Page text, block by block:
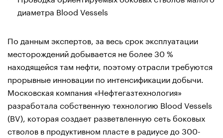
диаметра Blood Vessels
По данным экспертов, за весь срок эксплуатации
месторождений добывается не более 30 %
находящейся там нефти, поэтому отрасли требуются
прорывные инновации по интенсификации добычи.
Московская компания «Нефтегазтехнология»
разработала собственную технологию Blood Vessels
(BV), которая создает разветвленную сеть боковых
стволов в продуктивном пласте в радиусе до 300-